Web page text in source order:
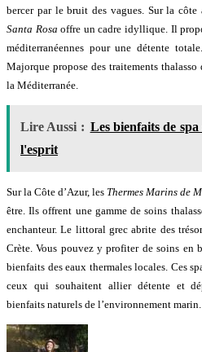
bercer par le bruit des vagues. Sur la
Santa Rosa offre un cadre idyllique. Il
méditerranéennes pour une détente
Majorque propose des traitements
la Méditerranée.
Lire Aussi : Les bienfaits de
l'esprit
Sur la Côte d’Azur, les Thermes Marins de
être. Ils offrent une gamme de soins
enchanteur. Le littoral grec abrite des
Crète. Vous pouvez y profiter de soins en
bienfaits des eaux thermales locales. Ces
ceux qui souhaitent allier détente et
bienfaits naturels de l’environnement marin.